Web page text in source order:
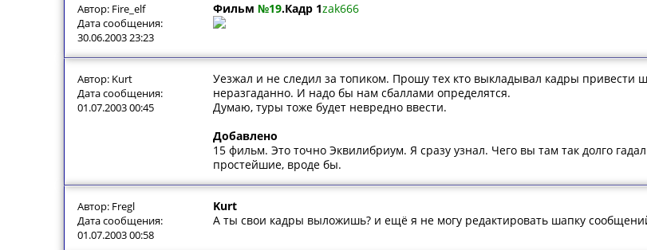
Автор: Fire_elf
Дата сообщения:
30.06.2003 23:23
Фильм №19.Кадр 1zak666
Автор: Kurt
Дата сообщения:
01.07.2003 00:45
Уезжал и не следил за топиком. Прошу тех кто выкладывал кадры привести
неразгаданно. И надо бы нам сбаллами определятся.
Думаю, туры тоже будет невредно ввести.
Добавлено
15 фильм. Это точно Эквилибриум. Я сразу узнал. Чего вы там так долго
простейшие, вроде бы.
Автор: Fregl
Дата сообщения:
01.07.2003 00:58
Kurt
А ты свои кадры выложишь? и ещё я не могу редактировать шапку